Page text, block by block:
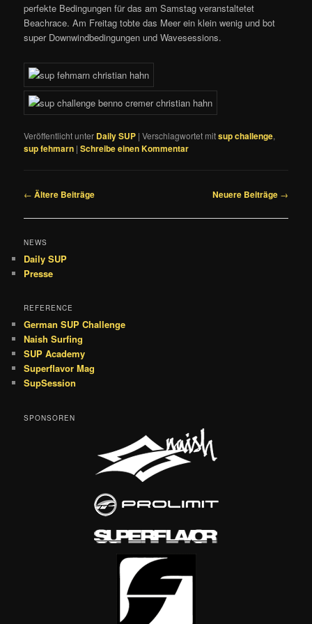
perfekte Bedingungen für das am Samstag veranstaltetet
Beachrace. Am Freitag tobte das Meer ein klein wenig und bot
super Downwindbedingungen und Wavesessions.
Veröffentlicht unter Daily SUP |Verschlagwortet mitsup challenge,
sup fehmarn |Schreibe einen Kommentar
Beitragsnavigation
← Ältere Beiträge Neuere Beiträge →
NEWS
Daily SUP
Presse
REFERENCE
German SUP Challenge
Naish Surfing
SUP Academy
Superflavor Mag
SupSession
SPONSOREN